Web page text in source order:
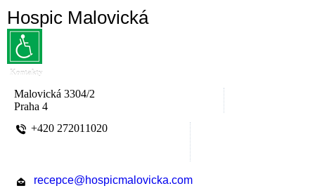
Hospic Malovická
Kontakty
Malovická 3304/2
Praha 4
+420 272011020
recepce@hospicmalovicka.com